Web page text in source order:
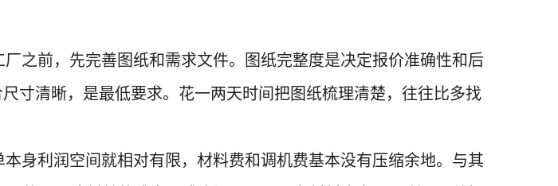
厂之前，先完善图纸和需求文件。图纸完整度是决定报价准确性和后
寸清晰，是最低要求。花一两天时间把图纸梳理清楚，往往比多找
身利润空间就相对有限，材料费和调机费基本没有压缩余地。与其